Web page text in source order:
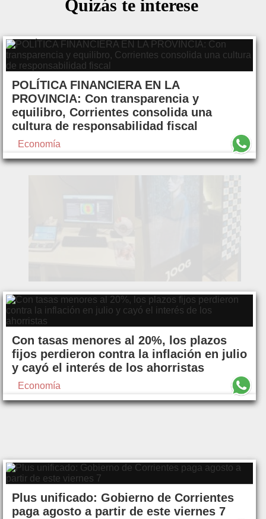
Quizás te interese
POLÍTICA FINANCIERA EN LA
PROVINCIA: Con transparencia y
equilibro, Corrientes consolida una
cultura de responsabilidad fiscal
Economía
Con tasas menores al 20%, los plazos
fijos perdieron contra la inflación en julio
y cayó el interés de los ahorristas
Economía
Plus unificado: Gobierno de Corrientes
paga agosto a partir de este viernes 7